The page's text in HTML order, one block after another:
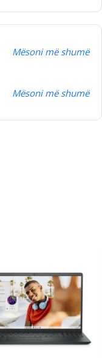
Mësoni më shumë
Mësoni më shumë